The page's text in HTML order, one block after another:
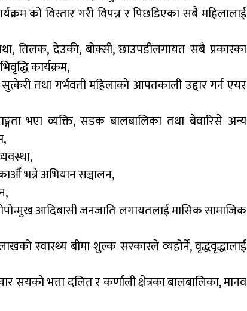
को विस्तार गरी विपन्न र पिछडिएका सबै महिलालाई
तिलक, देउकी, बोक्सी, छाउपडीलगायत सबै प्रकारका
कार्यक्रम,
सुत्केरी तथा गर्भवती महिलाको आपतकाली उद्दार गर्न एयर
भएा व्यक्ति, सडक बालबालिका तथा बेवारिसे अन्य
भन्ने अभियान सञ्चालन,
आदिबासी जनजाति लगायतलाई मासिक सामाजिक
स्वास्थ्य बीमा शुल्क सरकारले व्यहोर्ने, वृद्धवृद्धालाई
सयको भत्ता दलित र कर्णाली क्षेत्रका बालबालिका, मानव